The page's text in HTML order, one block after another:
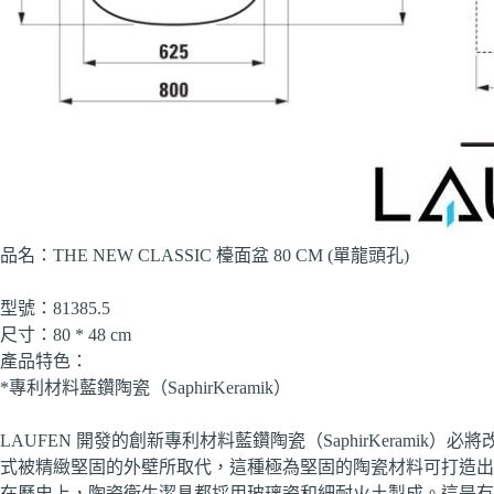
品名：THE NEW CLASSIC 檯面盆 80 CM (單龍頭孔)
型號：81385.5
尺寸：80 * 48 cm
產品特色：
*專利材料藍鑽陶瓷（SaphirKeramik）
LAUFEN 開發的創新專利材料藍鑽陶瓷（SaphirKeramik）必
式被精緻堅固的外壁所取代，這種極為堅固的陶瓷材料可打造